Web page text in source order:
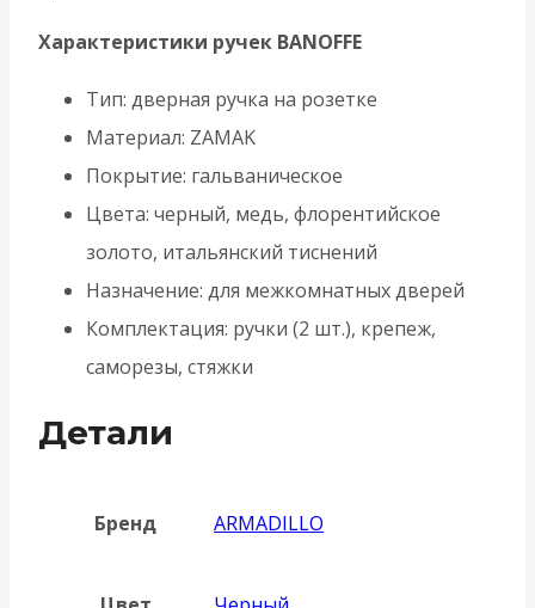
Характеристики ручек BANOFFE
Тип: дверная ручка на розетке
Материал: ZAMAK
Покрытие: гальваническое
Цвета: черный, медь, флорентийское
золото, итальянский тиснений
Назначение: для межкомнатных дверей
Комплектация: ручки (2 шт.), крепеж,
саморезы, стяжки
Детали
Бренд ARMADILLO